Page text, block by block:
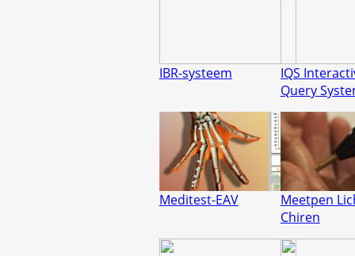
IBR-systeem
IQS
Query
Meditest-EAV
Meetpen
Chiren